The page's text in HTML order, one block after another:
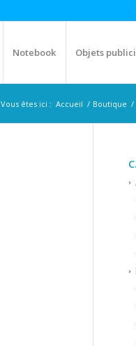
Notebook Objets
Vous êtes ici : Accueil / Boutique /